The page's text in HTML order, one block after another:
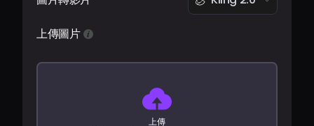
AI 影片
AI 工具
上傳圖片
上傳